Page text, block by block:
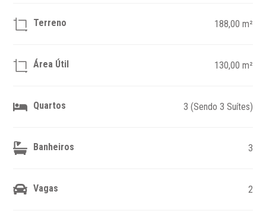
Terreno 188,00 m²
Área Útil 130,00 m²
Quartos 3 (Sendo 3 Suítes)
Banheiros 3
Vagas 2